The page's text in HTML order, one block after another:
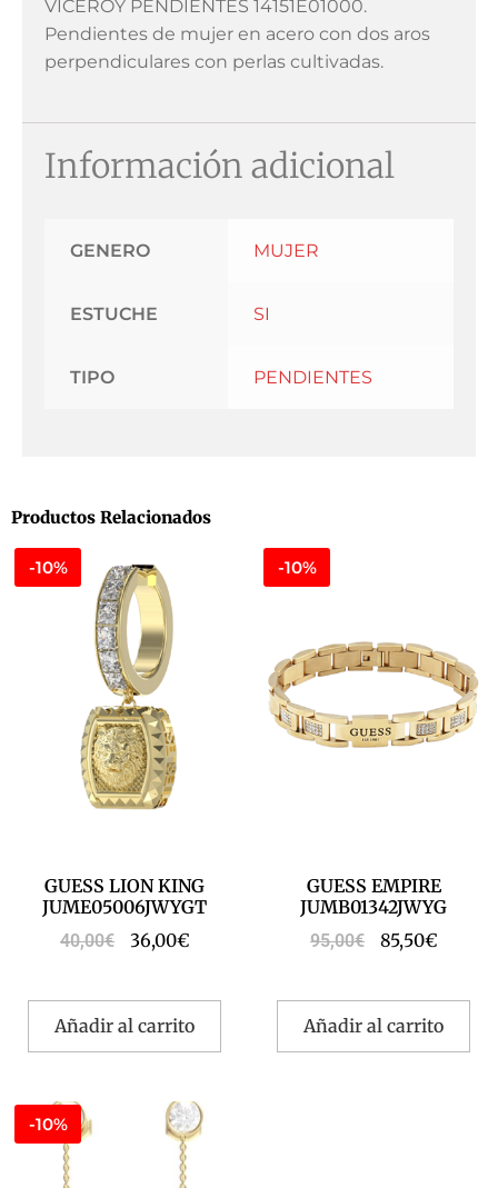
VICEROY PENDIENTES 14151E01000.
Pendientes de mujer en acero con dos aros
perpendiculares con perlas cultivadas.
Información adicional
GENERO MUJER
ESTUCHE SI
TIPO PENDIENTES
Productos Relacionados
-10%
GUESS LION KING
JUME05006JWYGT
40,00€ 36,00€
Añadir al carrito
-10%
GUESS EMPIRE
JUMB01342JWYG
95,00€ 85,50€
Añadir al carrito
-10%